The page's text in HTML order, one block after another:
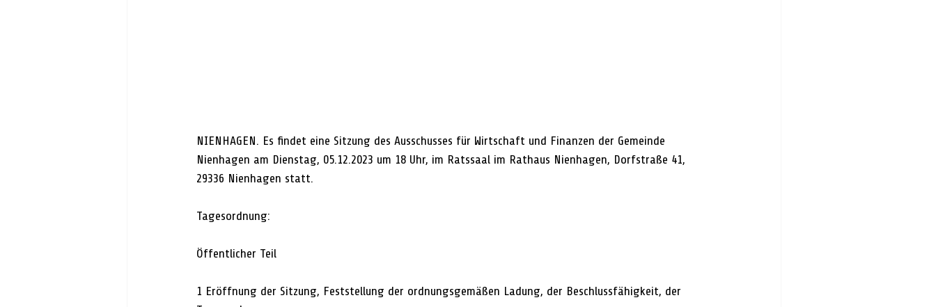
NIENHAGEN. Es findet eine Sitzung des Ausschusses für Wirtschaft und Finanzen der Gemeinde
Nienhagen am Dienstag, 05.12.2023 um 18 Uhr, im Ratssaal im Rathaus Nienhagen, Dorfstraße 41,
29336 Nienhagen statt.
Tagesordnung:
Öffentlicher Teil
1 Eröffnung der Sitzung, Feststellung der ordnungsgemäßen Ladung, der Beschlussfähigkeit, der